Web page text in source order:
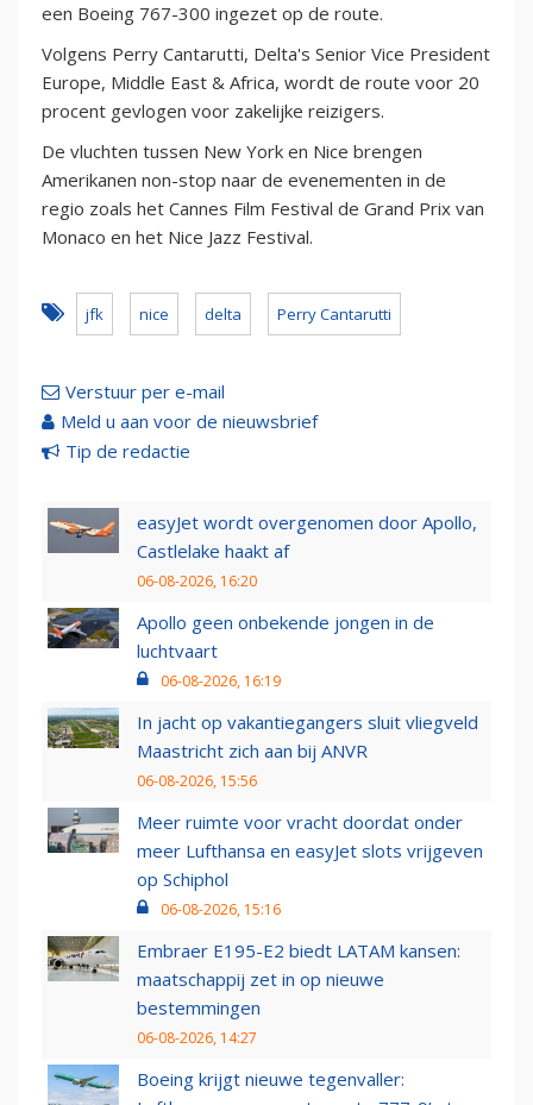
een Boeing 767-300 ingezet op de route.
Volgens Perry Cantarutti, Delta's Senior Vice President
Europe, Middle East & Africa, wordt de route voor 20
procent gevlogen voor zakelijke reizigers.
De vluchten tussen New York en Nice brengen
Amerikanen non-stop naar de evenementen in de
regio zoals het Cannes Film Festival de Grand Prix van
Monaco en het Nice Jazz Festival.
jfk nice delta Perry Cantarutti
Verstuur per e-mail
Meld u aan voor de nieuwsbrief
Tip de redactie
easyJet wordt overgenomen door Apollo,
Castlelake haakt af
06-08-2026, 16:20
Apollo geen onbekende jongen in de
luchtvaart
06-08-2026, 16:19
In jacht op vakantiegangers sluit vliegveld
Maastricht zich aan bij ANVR
06-08-2026, 15:56
Meer ruimte voor vracht doordat onder
meer Lufthansa en easyJet slots vrijgeven
op Schiphol
06-08-2026, 15:16
Embraer E195-E2 biedt LATAM kansen:
maatschappij zet in op nieuwe
bestemmingen
06-08-2026, 14:27
Boeing krijgt nieuwe tegenvaller: